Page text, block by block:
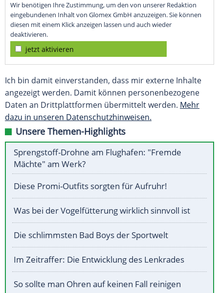
Wir benötigen Ihre Zustimmung, um den von unserer Redaktion
eingebundenen Inhalt von Glomex GmbH anzuzeigen. Sie können
diesen mit einem Klick anzeigen lassen und auch wieder
deaktivieren.
jetzt aktivieren
Ich bin damit einverstanden, dass mir externe Inhalte
angezeigt werden. Damit können personenbezogene
Daten an Drittplattformen übermittelt werden. Mehr
dazu in unseren Datenschutzhinweisen.
Unsere Themen-Highlights
Sprengstoff-Drohne am Flughafen: "Fremde
Mächte" am Werk?
Diese Promi-Outfits sorgten für Aufruhr!
Was bei der Vogelfütterung wirklich sinnvoll ist
Die schlimmsten Bad Boys der Sportwelt
Im Zeitraffer: Die Entwicklung des Lenkrades
So sollte man Ohren auf keinen Fall reinigen